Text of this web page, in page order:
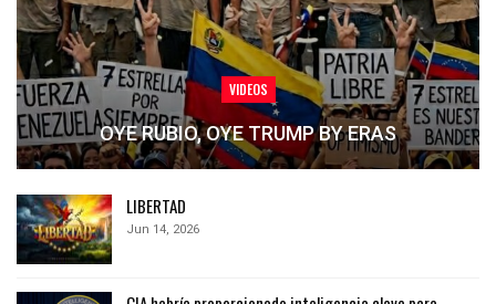
VIDEOS
OYE RUBIO, OYE TRUMP BY ERAS
LIBERTAD
Jun 14, 2026